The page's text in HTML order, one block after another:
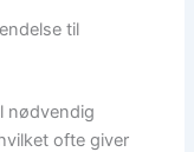
til
nødvendig
ofte giver